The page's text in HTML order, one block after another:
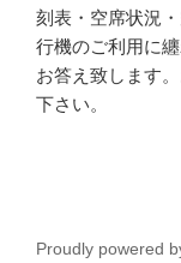
刻表・空席状況
行機のご利用に
お答え致します
下さい。
Proudly powered